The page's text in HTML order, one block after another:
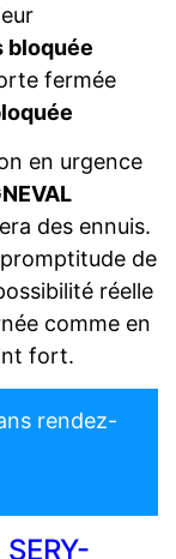
bloquée
fermée
en urgence
des ennuis.
de
réelle
comme en
fort.
rendez-